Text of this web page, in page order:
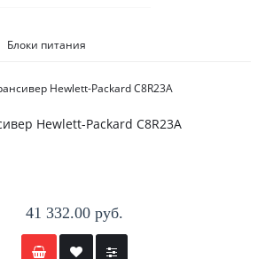
Блоки питания
Hewlett-Packard C8R23A
41 332.00 руб.